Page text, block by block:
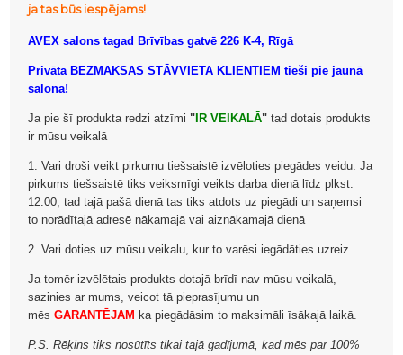
ja tas būs iespējams!
AVEX salons tagad Brīvības gatvē 226 K-4, Rīgā
Privāta BEZMAKSAS STĀVVIETA KLIENTIEM tieši pie jaunā
salona!
Ja pie šī produkta redzi atzīmi " IR VEIKALĀ" tad dotais produkts
ir mūsu veikalā
1. Vari droši veikt pirkumu tiešsaistē izvēloties piegādes veidu. Ja
pirkums tiešsaistē tiks veiksmīgi veikts darba dienā līdz plkst.
12.00, tad tajā pašā dienā tas tiks atdots uz piegādi un saņemsi
to norādītajā adresē nākamajā vai aiznākamajā dienā
2. Vari doties uz mūsu veikalu, kur to varēsi iegādāties uzreiz.
Ja tomēr izvēlētais produkts dotajā brīdī nav mūsu veikalā,
sazinies ar mums, veicot tā pieprasījumu un
mēsGARANTĒJAM ka piegādāsim to maksimāli īsākajā laikā.
P.S. Rēķins tiks nosūtīts tikai tajā gadījumā, kad mēs par 100%